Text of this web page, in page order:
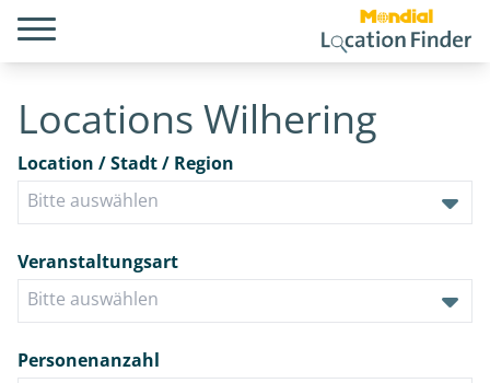
Locations Wilhering
Location / Stadt / Region
Veranstaltungsart
Personenanzahl